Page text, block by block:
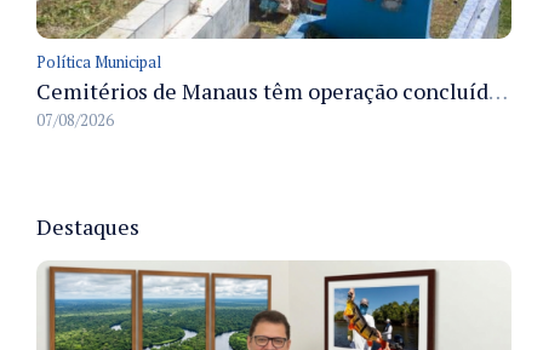
Política Municipal
Cemitérios de Manaus têm operação concluída e estrutura pronta para receber famílias no Dia dos Pais
07/08/2026
Destaques